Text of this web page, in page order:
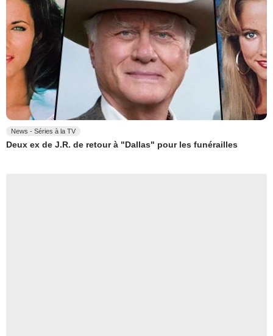
News - Séries à la TV
Deux ex de J.R. de retour à "Dallas" pour les funérailles